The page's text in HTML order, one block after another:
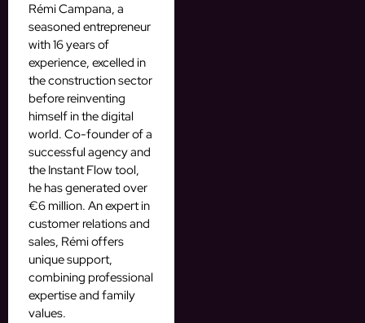
Rémi Campana, a
seasoned entrepreneur
with 16 years of
experience, excelled in
the construction sector
before reinventing
himself in the digital
world. Co-founder of a
successful agency and
the Instant Flow tool,
he has generated over
€6 million. An expert in
customer relations and
sales, Rémi offers
unique support,
combining professional
expertise and family
values.